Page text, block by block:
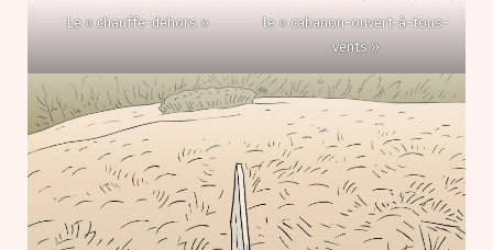
Le « chauffe-dehors »
le « cabanon-ouvert-à-tous-
vents »